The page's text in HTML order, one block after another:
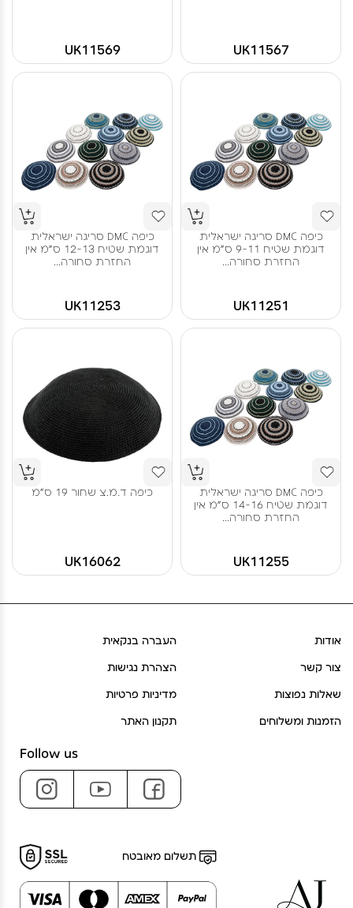
UK11567
UK11569
כיפה DMC סריגה ישראלית
דוגמת שטיח 9-11 ס"מ אין
החזרת סחורה...
UK11251
כיפה DMC סריגה ישראלית
דוגמת שטיח 12-13 ס"מ אין
החזרת סחורה...
UK11253
כיפה DMC סריגה ישראלית
דוגמת שטיח 14-16 ס"מ אין
החזרת סחורה...
UK11255
כיפה ד.מ.צ שחור 19 ס"מ
UK16062
אודות
צור קשר
שאלות נפוצות
הזמנות ומשלוחים
העברה בנקאית
הצהרת נגישות
מדיניות פרטיות
תקנון האתר
Follow us
תשלום מאובטח